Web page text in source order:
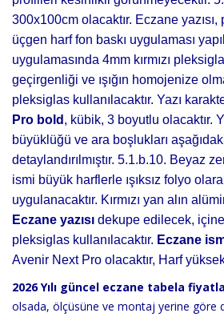
300x100cm olacaktır. Eczane
üçgen harf fon baskı uygulaması
uygulamasında 4mm kırmızı
geçirgenliği ve ışığın homojenize
pleksiglas kullanılacaktır. Yazı
Pro bold , kübik, 3 boyutlu olacaktır.
büyüklüğü ve ara boşlukları
detaylandırılmıştır. 5.1.b.10. Beyaz
ismi büyük harflerle ışıksız folyo
uygulanacaktır. Kırmızı yan alın
Eczane yazısı dekupe edilecek,
pleksiglas kullanılacaktır. Eczane
Avenir Next Pro olacaktır, Harf
2026 Yılı güncel eczane tabela
olsada, ölçüsüne ve montaj yerine göre